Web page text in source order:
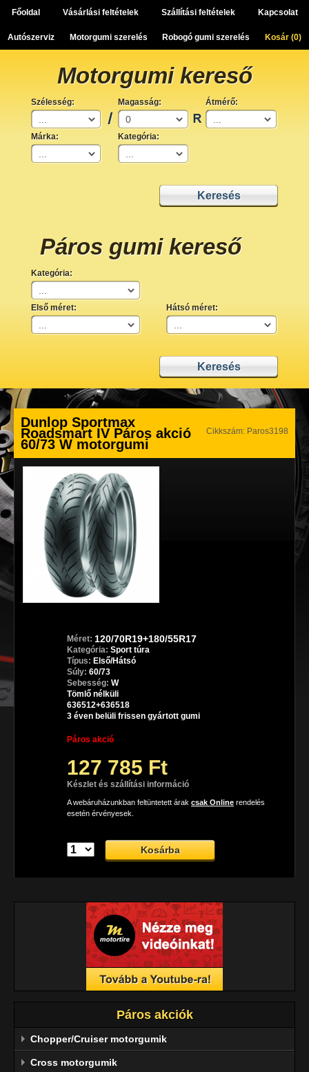
Főoldal Vásárlási feltételek Szállítási feltételek Kapcsolat
Autószerviz Motorgumi szerelés Robogó gumi szerelés Kosár (0)
Motorgumi kereső
Szélesség: Magasság: Átmérő:
Márka: Kategória:
Páros gumi kereső
Kategória:
Első méret: Hátsó méret:
Cikkszám: Paros3198
Dunlop Sportmax
Roadsmart IV Páros akció
60/73 W motorgumi
Méret: 120/70R19+180/55R17
Kategória: Sport túra
Típus: Első/Hátsó
Súly: 60/73
Sebesség: W
Tömlő nélküli
636512+636518
3 éven belüli frissen gyártott gumi
Páros akció
127 785 Ft
Készlet és szállítási információ
A webáruházunkban feltüntetett árak csak Online rendelés
esetén érvényesek.
Páros akciók
Chopper/Cruiser motorgumik
Cross motorgumik